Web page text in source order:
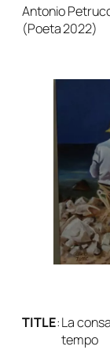
Antonio
(Poeta 2022)
TITLE:La
tempo